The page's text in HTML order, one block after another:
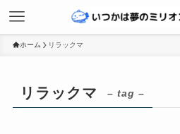
ホーム リラックマ
リラックマ – tag –